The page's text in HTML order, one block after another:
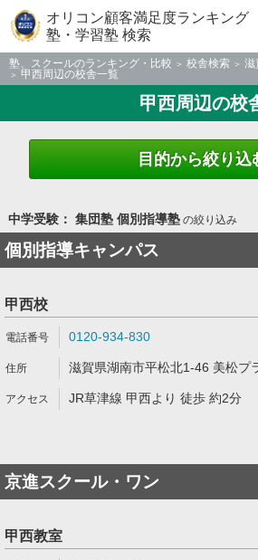
オリコン顧客満足度ランキング
塾・学習塾 検索
塾、スクールのランキング・比較 校舎検索
滋
甲西周辺の校舎一覧
甲西周辺の校
目的から絞り込
中学受験： 集団塾 個別指導塾の絞り込み
個別指導キャンパス
甲西校
0120-934-830
滋賀県湖南市平松北1-46 美松プ
JR草津線 甲西より 徒歩 約2分
京進スクール・ワン
甲西教室